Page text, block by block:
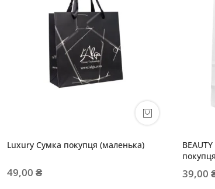
Luxury Сумка покупця (маленька)
49,00 ₴ 39,00